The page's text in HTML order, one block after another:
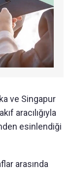
ve Singapur
aracılığıyla
esinlendiği
arasında